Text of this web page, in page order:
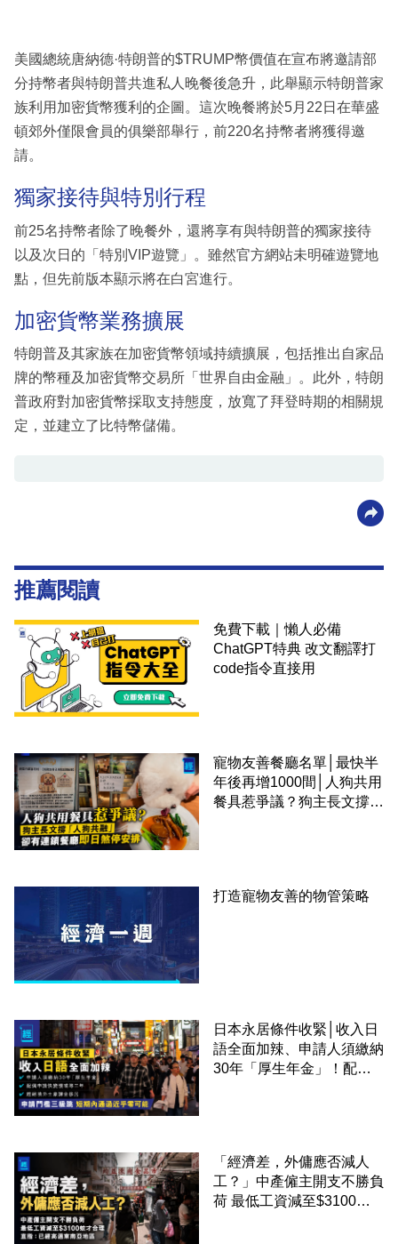
區
美國總統唐納德·特朗普的$TRUMP幣價值在宣布將邀請部
分持幣者與特朗普共進私人晚餐後急升，此舉顯示特朗普家
族利用加密貨幣獲利的企圖。這次晚餐將於5月22日在華盛
頓郊外僅限會員的俱樂部舉行，前220名持幣者將獲得邀
請。
獨家接待與特別行程
前25名持幣者除了晚餐外，還將享有與特朗普的獨家接待
以及次日的「特別VIP遊覽」。雖然官方網站未明確遊覽地
點，但先前版本顯示將在白宮進行。
加密貨幣業務擴展
特朗普及其家族在加密貨幣領域持續擴展，包括推出自家品
牌的幣種及加密貨幣交易所「世界自由金融」。此外，特朗
普政府對加密貨幣採取支持態度，放寬了拜登時期的相關規
定，並建立了比特幣儲備。
推薦閱讀
免費下載｜懶人必備
ChatGPT特典 改文翻譯打
code指令直接用
寵物友善餐廳名單│最快半
年後再增1000間│人狗共用
餐具惹爭議？狗主長文撐
打造寵物友善的物管策略
日本永居條件收緊│收入日
語全面加辣、申請人須繳納
30年「厚生年金」！配偶
「經濟差，外傭應否減人
工？」中產僱主開支不勝負
荷 最低工資減至$3100蚊